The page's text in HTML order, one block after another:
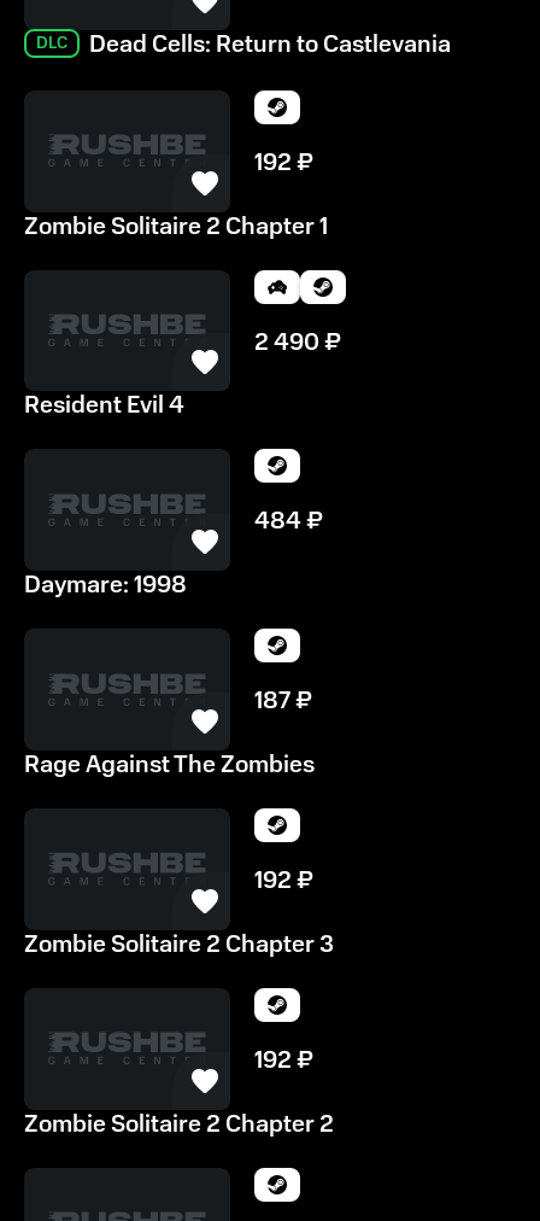
DLC Dead Cells: Return to Castlevania
192₽
Zombie Solitaire 2 Chapter 1
2 490₽
Resident Evil 4
484₽
Daymare: 1998
187₽
Rage Against The Zombies
192₽
Zombie Solitaire 2 Chapter 3
192₽
Zombie Solitaire 2 Chapter 2